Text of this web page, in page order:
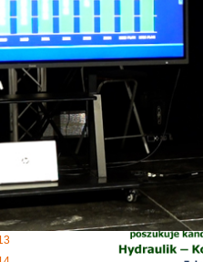
12